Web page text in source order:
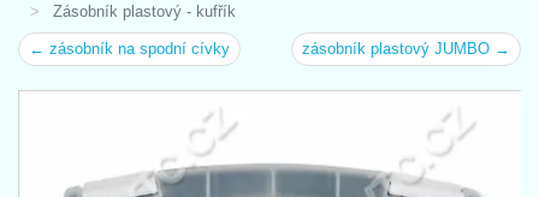
Zásobník plastový - kufřík
← zásobník na spodní cívky zásobník plastový JUMBO →